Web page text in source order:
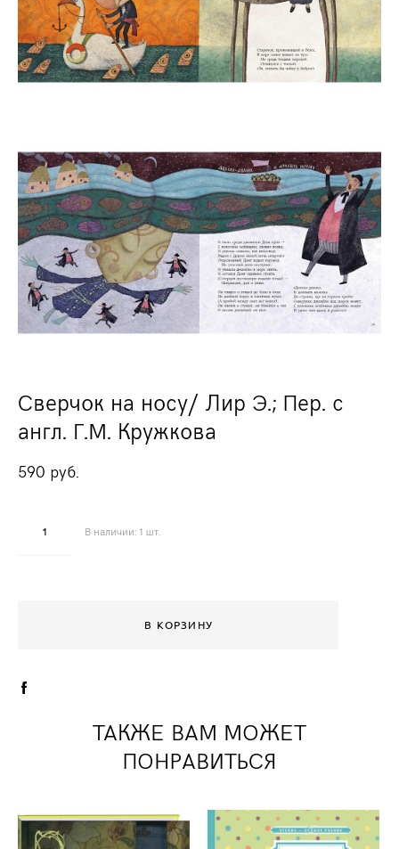
Сверчок на носу/ Лир Э.; Пер. с
англ. Г.М. Кружкова
590 pуб.
В наличии:1 шт.
В КОРЗИНУ
ТАКЖЕ ВАМ МОЖЕТ
ПОНРАВИТЬСЯ